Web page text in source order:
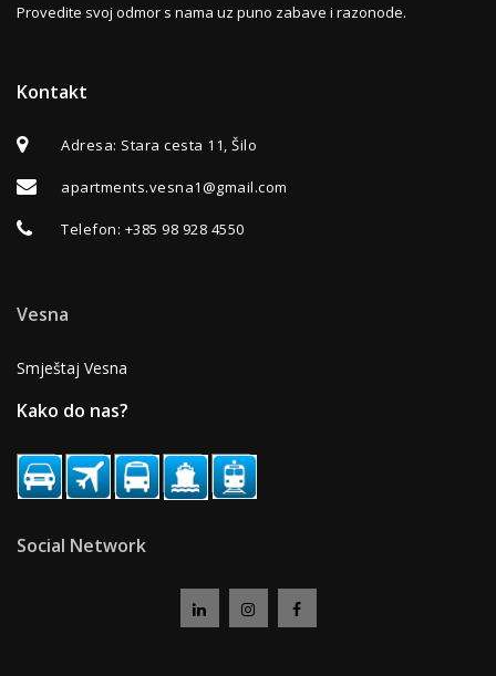
Provedite svoj odmor s nama uz puno zabave i razonode.
Kontakt
Adresa: Stara cesta 11, Šilo
apartments.vesna1@gmail.com
Telefon: +385 98 928 4550
Vesna
Smještaj Vesna
Kako do nas?
Social Network